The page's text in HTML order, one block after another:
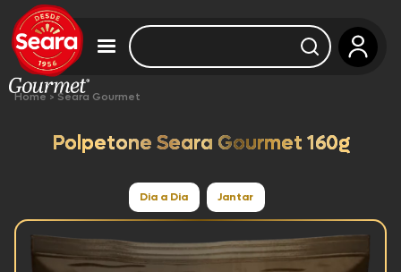
Home>Seara Gourmet
Polpetone Seara Gourmet 160g
Dia a Dia Jantar